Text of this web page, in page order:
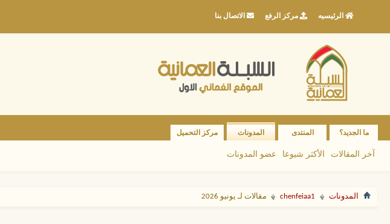
الرئيسيه مركز الرفع الاتصال بنا
ما الجديد؟ المنتدى المدونات
آخر المقالات الأكثر شيوعا عضو المدونات
مركز التحميل
المدونات chenfeiaa1 مقالات لـ يونيو 2026